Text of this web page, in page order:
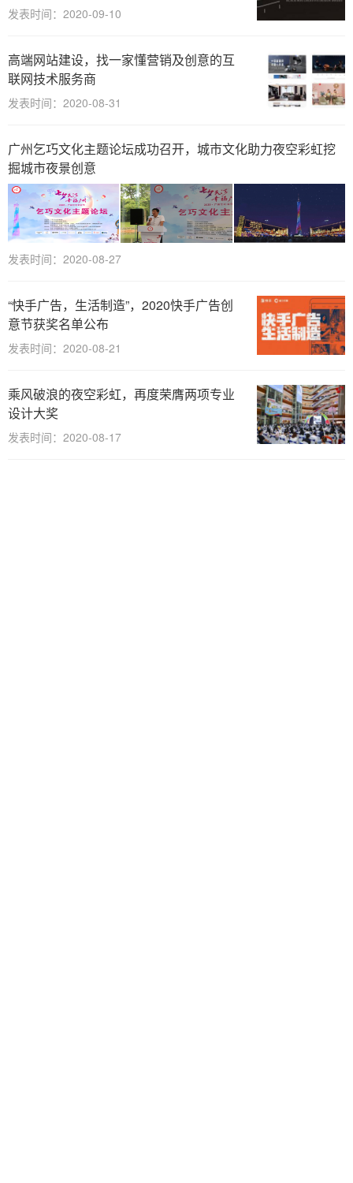
发表时间：2020-09-10
高端网站建设，找一家懂营销及创意的互
联网技术服务商
发表时间：2020-08-31
广州乞巧文化主题论坛成功召开，城市文化助力夜空彩虹挖
掘城市夜景创意
发表时间：2020-08-27
“快手广告，生活制造”，2020快手广告创
意节获奖名单公布
发表时间：2020-08-21
乘风破浪的夜空彩虹，再度荣膺两项专业
设计大奖
发表时间：2020-08-17